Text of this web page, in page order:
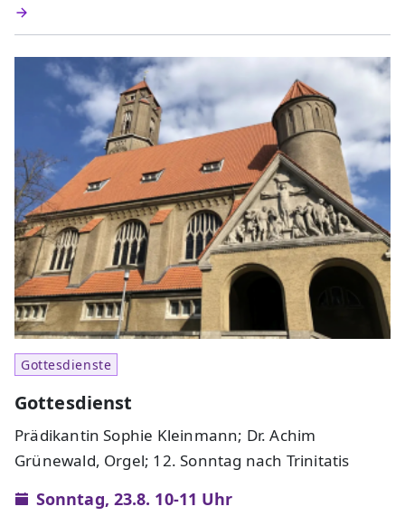
Gottesdienste
Gottesdienst
Prädikantin Sophie Kleinmann; Dr. Achim
Grünewald, Orgel; 12. Sonntag nach Trinitatis
Sonntag, 23.8. 10-11 Uhr